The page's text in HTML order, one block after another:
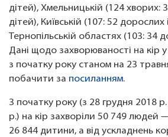
дітей), Хмельницькій (124 хворих:
дітей), Київській (107: 52 дорослих
Тернопільській областях (103: 34
Дані щодо захворюваності на кір у
з початку року станом на 23
побачити за посиланням.
З початку року (з 28 грудня 2018
р.) на кір захворіли 50 749 людей
26 844 дитини, а від ускладнень